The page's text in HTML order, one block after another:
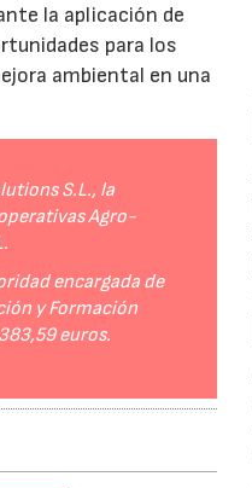
la aplicación de
para los
ambiental en una
S.L., la
Agro-
encargada de
y Formación
euros.